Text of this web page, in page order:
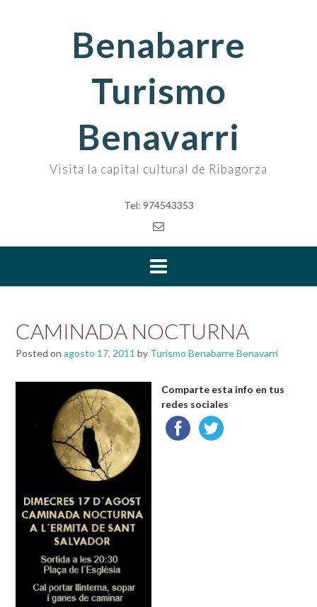
Benabarre
Turismo
Benavarri
Visita la capital cultural de Ribagorza
Tel: 974543353
CAMINADA NOCTURNA
Posted on agosto 17, 2011 by Turismo Benabarre Benavarri
Comparte esta info en tus
redes sociales